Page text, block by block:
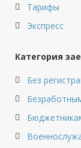
Тарифы
Экспресс
Категория
Без